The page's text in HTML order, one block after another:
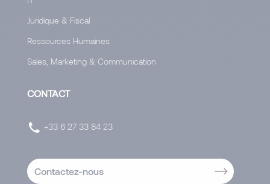
Juridique & Fiscal
Ressources Humaines
Sales, Marketing & Communication
CONTACT
+33 6 27 33 84 23
Contactez-nous